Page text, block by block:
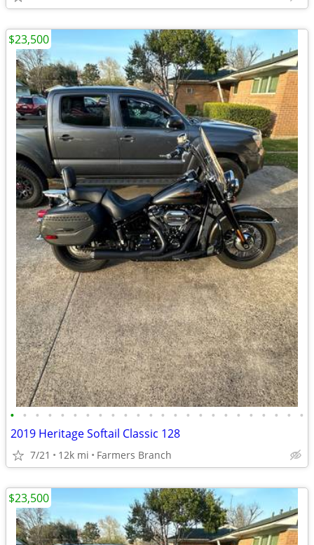
• • • • • • • • • • • • • • • • • • • • • • • •
2019 Heritage Softail Classic 128
7/21 12k mi Farmers Branch
$23,500
$23,500